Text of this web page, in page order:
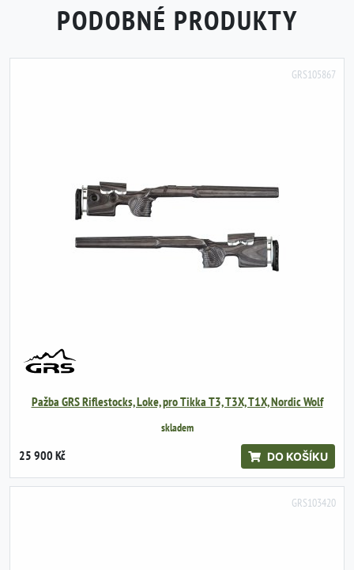
PODOBNÉ PRODUKTY
GRS105867
Pažba GRS Riflestocks, Loke, pro Tikka T3, T3X, T1X, Nordic Wolf
skladem
25 900 Kč DO KOŠÍKU
GRS103420